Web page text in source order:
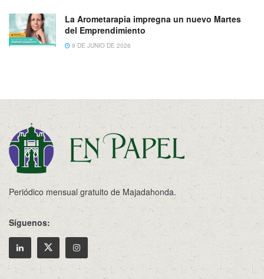
La Arometarapia impregna un nuevo Martes
del Emprendimiento
9 DE JUNIO DE 2026
Periódico mensual gratuito de Majadahonda.
Síguenos: